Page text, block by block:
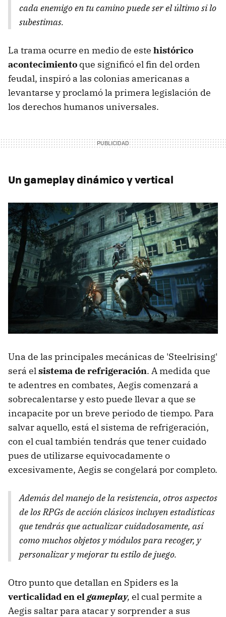
cada enemigo en tu camino puede ser el último si lo
subestimas.
La trama ocurre en medio de este histórico
acontecimiento que significó el fin del orden
feudal, inspiró a las colonias americanas a
levantarse y proclamó la primera legislación de
los derechos humanos universales.
Un gameplay dinámico y vertical
Una de las principales mecánicas de 'Steelrising'
será el sistema de refrigeración. A medida que
te adentres en combates, Aegis comenzará a
sobrecalentarse y esto puede llevar a que se
incapacite por un breve periodo de tiempo. Para
salvar aquello, está el sistema de refrigeración,
con el cual también tendrás que tener cuidado
pues de utilizarse equivocadamente o
excesivamente, Aegis se congelará por completo.
Además del manejo de la resistencia, otros aspectos
de los RPGs de acción clásicos incluyen estadísticas
que tendrás que actualizar cuidadosamente, así
como muchos objetos y módulos para recoger, y
personalizar y mejorar tu estilo de juego.
Otro punto que detallan en Spiders es la
verticalidad en el gameplay, el cual permite a
Aegis saltar para atacar y sorprender a sus